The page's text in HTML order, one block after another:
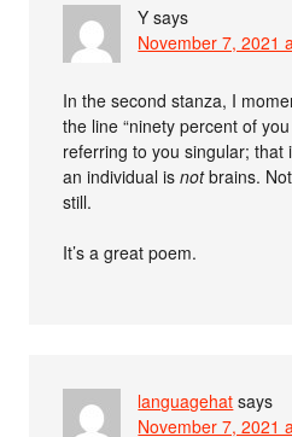
Y says
November 7, 2021
In the second stanza, I
the line “ninety percent of
referring to you singular; that
an individual isnotbrains.
still.
It’s a great poem.
languagehat says
November 7, 2021